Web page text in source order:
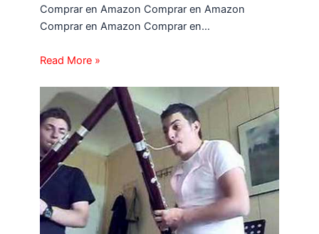
Comprar en Amazon Comprar en Amazon
Comprar en Amazon Comprar en…
Read More »